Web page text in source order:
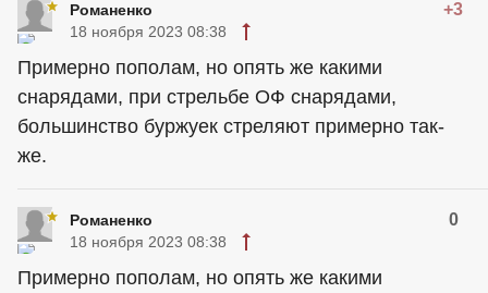
Романенко +3
18 ноября 2023 08:38
Примерно пополам, но опять же какими
снарядами, при стрельбе ОФ снарядами,
большинство буржуек стреляют примерно так-
же.
Романенко 0
18 ноября 2023 08:38
Примерно пополам, но опять же какими